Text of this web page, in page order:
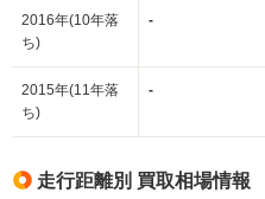
2016年(10年落
ち)
-
2015年(11年落
ち)
-
走行距離別 買取相場情報